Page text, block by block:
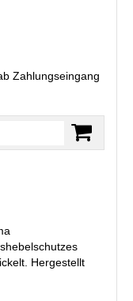
Zahlungseingang
Hergestellt